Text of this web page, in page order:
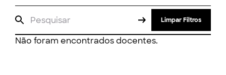
Limpar Filtros
Não foram encontrados docentes.